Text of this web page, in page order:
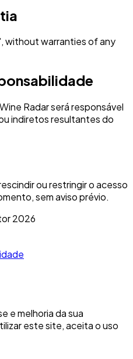
without warranties of any
Radar será responsável
indiretos resultantes do
ou restringir o acesso
sem aviso prévio.
2026
e melhoria da sua
este site, aceita o uso